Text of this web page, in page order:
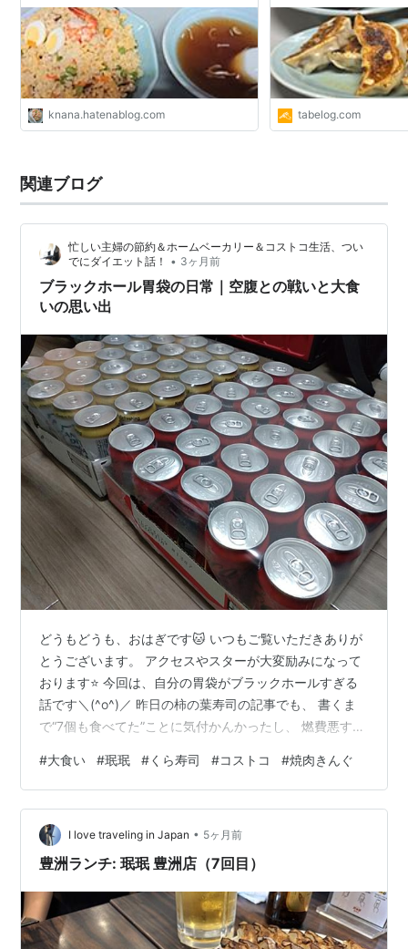
knana.hatenablog.com tabelog.com
関連ブログ
忙しい主婦の節約＆ホームベーカリー＆コストコ生活、つい
でにダイエット話！
• 3ヶ月前
ブラックホール胃袋の日常｜空腹との戦いと大食
いの思い出
どうもどうも、おはぎです🐱 いつもご覧いただきありが
とうございます。 アクセスやスターが大変励みになって
おります⭐ 今回は、自分の胃袋がブラックホールすぎる
話です＼(^o^)／ 昨日の柿の葉寿司の記事でも、 書くま
で“7個も食べてた”ことに気付かんかったし、 燃費悪すぎ
ール胃袋なのかまとめてみましたｗ 🍽️ 自慢のブラックホ
ール実績 23歳の頃：珉珉で餃子30個完食 バンバン頼ま
れる餃子の“処理班”になってた。 珉珉の餃子は軽いから
無限に食べれる。 www.minminhonten.com 31歳：くら
寿司で15皿（30貫近く）完食 子どもが…
#大食い #珉珉 #くら寿司 #コストコ #焼肉きんぐ
I love traveling in Japan • 5ヶ月前
豊洲ランチ: 珉珉 豊洲店（7回目）